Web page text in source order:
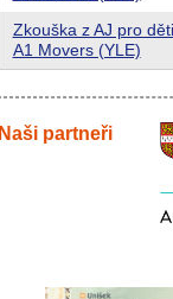
Zkouška z AJ pro
A1 Movers (YLE)
Naši partneři